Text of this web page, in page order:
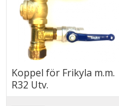
Koppel för Frikyla m.m.
R32 Utv.